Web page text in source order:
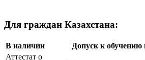
Для граждан Казахстана:
В наличии
Допуск к
Аттестат о